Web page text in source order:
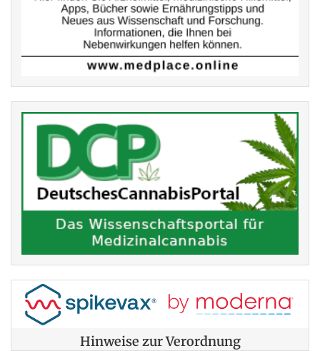
Hinweise zur Verordnung